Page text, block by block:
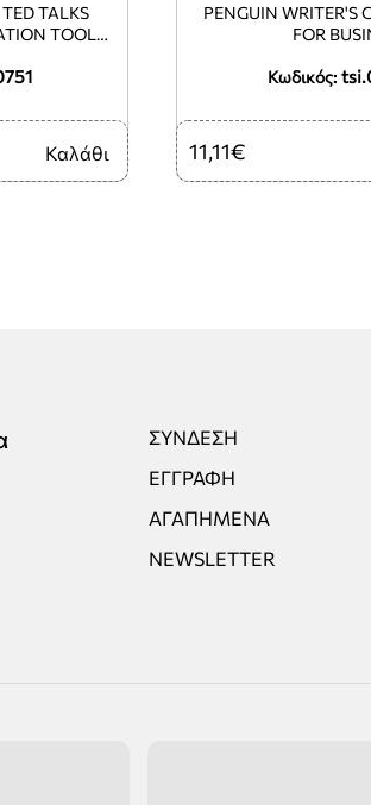
TALKS
TOOL
Καλάθι
Κωδικός:
PENGUIN WRITER'S
FOR
11,11€
ΣΎΝΔΕΣΗ
ΕΓΓΡΑΦΉ
ΑΓΑΠΗΜΈΝΑ
NEWSLETTER